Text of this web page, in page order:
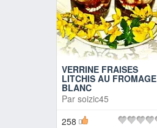
VERRINE FRAISES
LITCHIS AU FROMAGE
BLANC
Par soizic45
258